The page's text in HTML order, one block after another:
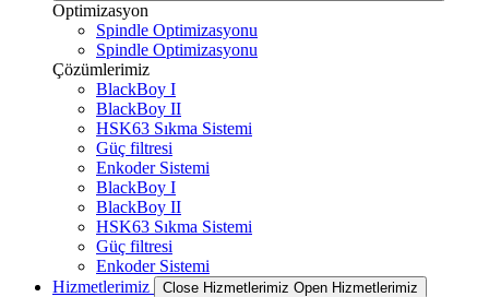
Optimizasyon
Spindle Optimizasyonu
Spindle Optimizasyonu
Çözümlerimiz
BlackBoy I
BlackBoy II
HSK63 Sıkma Sistemi
Güç filtresi
Enkoder Sistemi
BlackBoy I
BlackBoy II
HSK63 Sıkma Sistemi
Güç filtresi
Enkoder Sistemi
Hizmetlerimiz
Close Hizmetlerimiz Open Hizmetlerimiz